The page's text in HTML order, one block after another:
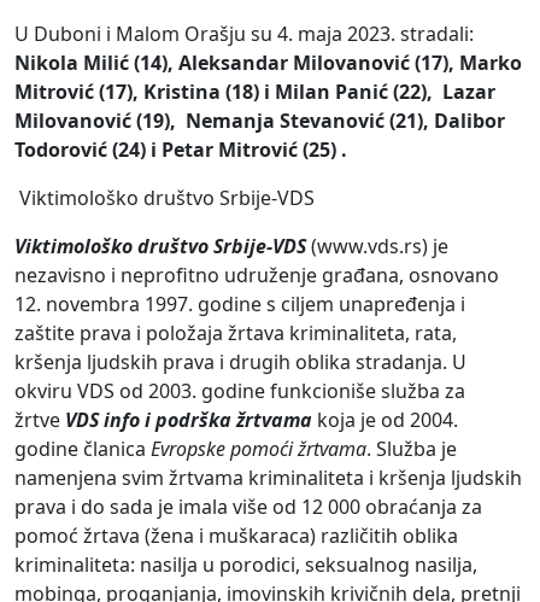
U Duboni i Malom Orašju su 4. maja 2023. stradali:
Nikola Milić(14), Aleksandar Milovanović (17), Marko
Mitrović (17), Kristina (18) i Milan Panić (22), Lazar
Milovanović (19), Nemanja Stevanović (21), Dalibor
Todorović (24) i Petar Mitrović (25) .
Viktimološko društvo Srbije-VDS
Viktimološko društvo Srbije-VDS(www.vds.rs) je
nezavisno i neprofitno udruženje građana, osnovano
12. novembra 1997. godine s ciljem unapređenja i
zaštite prava i položaja žrtava kriminaliteta, rata,
kršenja ljudskih prava i drugih oblika stradanja. U
okviru VDS od 2003. godine funkcioniše služba za
žrtve VDS info i podrška žrtvama koja je od 2004.
godine članica Evropskepomoći žrtvama. Služba je
namenjena svim žrtvama kriminaliteta i kršenja ljudskih
prava i do sada je imala više od 12 000 obraćanja za
pomoć žrtava (žena i muškaraca) različitih oblika
kriminaliteta: nasilja u porodici, seksualnog nasilja,
mobinga, proganjanja, imovinskih krivičnih dela, pretnji